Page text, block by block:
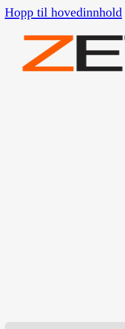
Hopp til hovedinnhold